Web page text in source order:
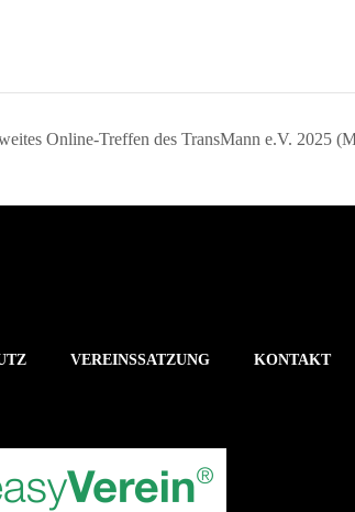
Online-Treffen des TransMann e.V. 2025
VEREINSSATZUNG KONTAKT